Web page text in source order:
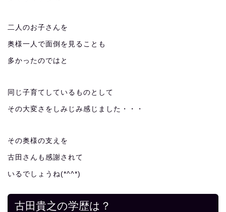
二人のお子さんを
奥様一人で面倒を見ることも
多かったのではと
同じ子育てしているものとして
その大変さをしみじみ感じました・・・
その奥様の支えを
古田さんも感謝されて
いるでしょうね(*^^*)
古田貴之の学歴は？